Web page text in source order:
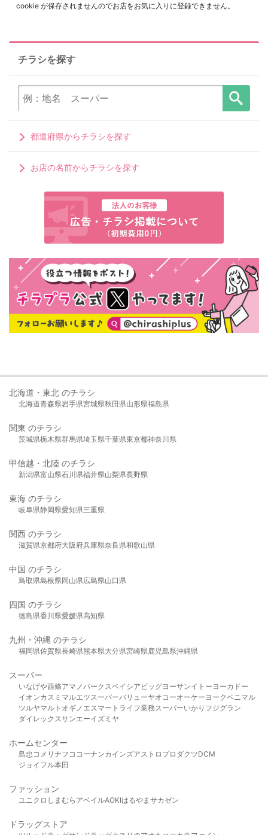
cookie が保存されませんのでお店をお気に入りに登録できません。
チラシを探す
都道府県からチラシを探す
お店の名前からチラシを探す
北海道・東北 のチラシ
北海道青森県岩手県宮城県秋田県山形県福島県
関東 のチラシ
茨城県栃木県群馬県埼玉県千葉県東京都神奈川県
甲信越・北陸 のチラシ
新潟県富山県石川県福井県山梨県長野県
東海 のチラシ
岐阜県静岡県愛知県三重県
関西 のチラシ
滋賀県京都府大阪府兵庫県奈良県和歌山県
中国 のチラシ
鳥取県島根県岡山県広島県山口県
四国 のチラシ
徳島県香川県愛媛県高知県
九州・沖縄 のチラシ
福岡県佐賀県長崎県熊本県大分県宮崎県鹿児島県沖縄県
スーパー
いなげや西條アマノパークスベイシア ビッグヨーサンイトーヨーカドー
イオンカスミ マルエツスーパーバリューヤオコーオーケー ヨークベニマル
ツルヤマルト オギノ エスマート ライフ業務スーパーいかり フジグラン
ダイレックスサンエーイズミヤ
ホームセンター
島忠 コメリ ナフコ コーナンカインズアストロプロダクツDCM
ジョイフル本田
ファッション
ユニクロ しまむら アベイルAOKIはるやま サカゼン
ドラッグストア